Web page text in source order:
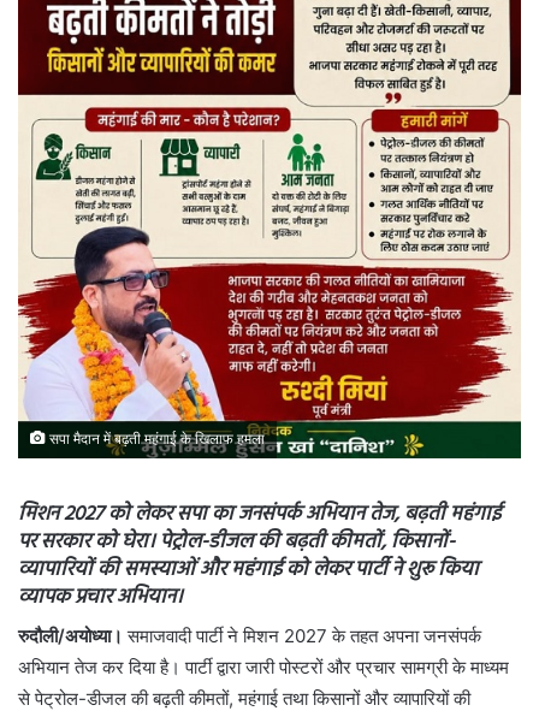
सपा मैदान में बढ़ती महंगाई के खिलाफ हमला
मिशन 2027 को लेकर सपा का जनसंपर्क अभियान तेज, बढ़ती महंगाई
पर सरकार को घेरा। पेट्रोल-डीजल की बढ़ती कीमतों, किसानों-
व्यापारियों की समस्याओं और महंगाई को लेकर पार्टी ने शुरू किया
व्यापक प्रचार अभियान।
रुदौली/अयोध्या। समाजवादी पार्टी ने मिशन 2027 के तहत अपना जनसंपर्क
अभियान तेज कर दिया है। पार्टी द्वारा जारी पोस्टरों और प्रचार सामग्री के माध्यम
से पेट्रोल-डीजल की बढ़ती कीमतों, महंगाई तथा किसानों और व्यापारियों की